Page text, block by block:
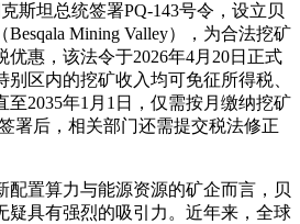
斯坦总统签署PQ-143号令，设立贝
Mining Valley），为合法挖矿
优惠，该法令于2026年4月20日正式
区内的挖矿收入均可免征所得税、
至2035年1月1日，仅需按月缴纳挖矿
署后，相关部门还需提交税法修正
配置算力与能源资源的矿企而言，贝
疑具有强烈的吸引力。近年来，全球